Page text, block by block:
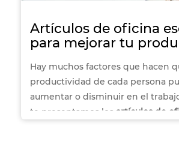
Artículos de oficina
para mejorar tu
Hay muchos factores que hacen
productividad de cada persona
aumentar o disminuir en el
te presentamos los artículos de